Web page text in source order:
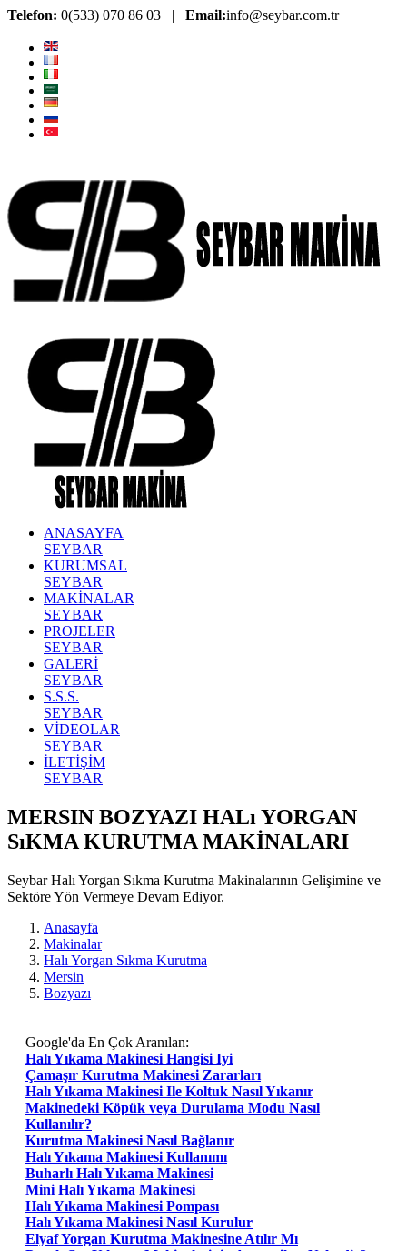
Telefon: 0(533) 070 86 03 | Email:info@seybar.com.tr
ANASAYFA
SEYBAR
KURUMSAL
SEYBAR
MAKİNALAR
SEYBAR
PROJELER
SEYBAR
GALERİ
SEYBAR
S.S.S.
SEYBAR
VİDEOLAR
SEYBAR
İLETİŞİM
SEYBAR
MERSIN BOZYAZI HALı YORGAN
SıKMA KURUTMA MAKİNALARI
Seybar Halı Yorgan Sıkma Kurutma Makinalarının Gelişimine ve
Sektöre Yön Vermeye Devam Ediyor.
Anasayfa
Makinalar
Halı Yorgan Sıkma Kurutma
Mersin
Bozyazı
Google'da En Çok Aranılan:
Halı Yıkama Makinesi Hangisi Iyi
Çamaşır Kurutma Makinesi Zararları
Halı Yıkama Makinesi Ile Koltuk Nasıl Yıkanır
Makinedeki Köpük veya Durulama Modu Nasıl
Kullanılır?
Kurutma Makinesi Nasıl Bağlanır
Halı Yıkama Makinesi Kullanımı
Buharlı Halı Yıkama Makinesi
Mini Halı Yıkama Makinesi
Halı Yıkama Makinesi Pompası
Halı Yıkama Makinesi Nasıl Kurulur
Elyaf Yorgan Kurutma Makinesine Atılır Mı